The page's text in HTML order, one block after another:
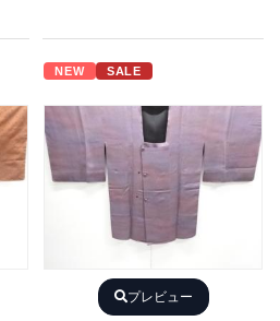
NEW SALE
プレビュー